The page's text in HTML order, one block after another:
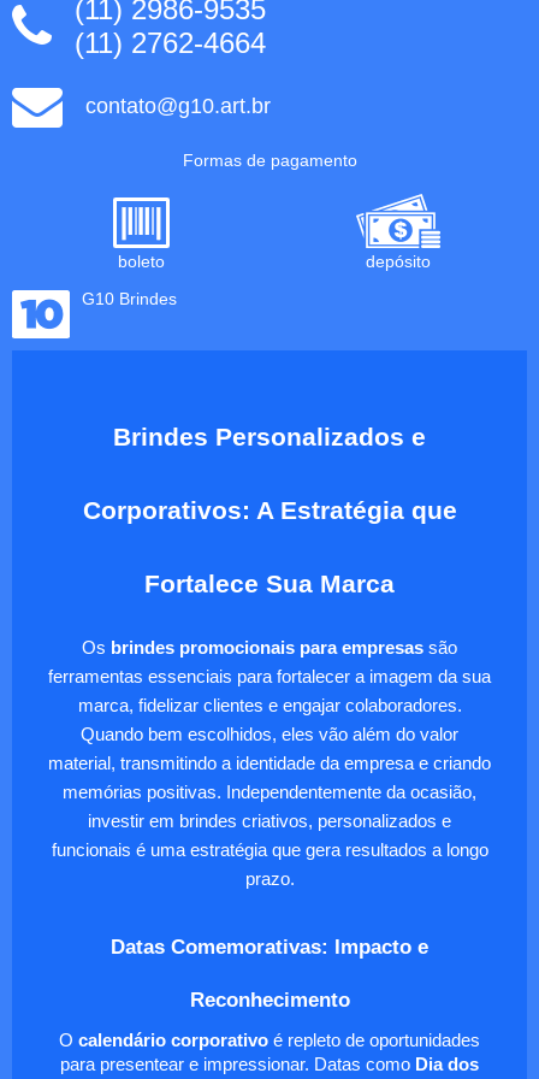
(11) 2986-9535
(11) 2762-4664
contato@g10.art.br
Formas de pagamento
boleto
depósito
G10 Brindes
Brindes Personalizados e
Corporativos: A Estratégia que
Fortalece Sua Marca
Os brindes promocionais para empresas são
ferramentas essenciais para fortalecer a imagem da sua
marca, fidelizar clientes e engajar colaboradores.
Quando bem escolhidos, eles vão além do valor
material, transmitindo a identidade da empresa e criando
memórias positivas. Independentemente da ocasião,
investir em brindes criativos, personalizados e
funcionais é uma estratégia que gera resultados a longo
prazo.
Datas Comemorativas: Impacto e
Reconhecimento
O calendário corporativo é repleto de oportunidades
para presentear e impressionar. Datas como Dia dos